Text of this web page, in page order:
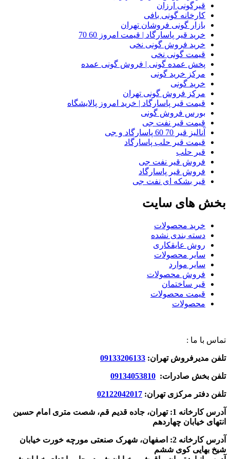
قیرگونی ارزان
کارخانه گونی بافی
بازار گونی فروشان تهران
خرید قیر پاسارگاد | قیمت امروز 60 70
خرید فروش گونی نخی
قیمت گونی نخی
پخش عمده گونی | فروش گونی عمده
مرکز خرید گونی
خرید گونی
مرکز فروش گونی تهران
قیمت قیر پاسارگاد | خرید امروز پالایشگاه
بورس فروش گونی
قیمت قیر نفت جی
آنالیز قیر 70 60 پاسارگاد و جی
قیمت قیر حلب پاسارگاد
قیر حلب
فروش قیر نفت جی
فروش قیر پاسارگاد
قیر بشکه ای نفت جی
بخش های سایت
خرید محصولات
دسته بندی نشده
روش عایقکاری
سایر محصولات
سایر موارد
فروش محصولات
قیر ساختمان
قیمت محصولات
محصولات
تماس با ما :
تلفن مدیرفروش تهران: 09133206133
تلفن بخش صادرات: 09134053810
تلفن دفتر مرکزی تهران: 02122042017
آدرس کارخانه 1: تهران، جاده قدیم قم، شصت متری امام حسین
انتهای خیابان چهاردهم
آدرس کارخانه 2: اصفهان، شهرک صنعتی مورچه خورت خیابان
شیخ بهایی کوی ششم